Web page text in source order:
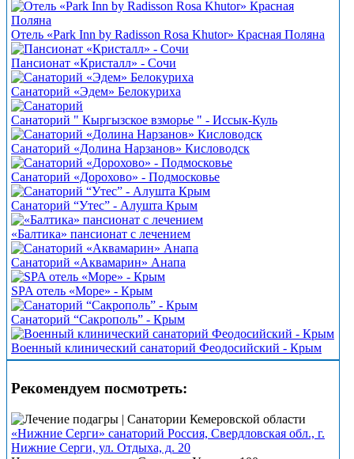
Отель «Park Inn by Radisson Rosa Khutor» Красная Поляна
Пансионат «Кристалл» - Сочи
Санаторий «Эдем» Белокуриха
Санаторий " Кыргызское взморье " - Иссык-Куль
Санаторий «Долина Нарзанов» Кисловодск
Санаторий «Дорохово» - Подмосковье
Санаторий “Утес” - Алушта Крым
«Балтика» пансионат с лечением
Санаторий «Аквамарин» Анапа
SPA отель «Море» - Крым
Санаторий “Сакрополь” - Крым
Военный клинический санаторий Феодосийский - Крым
Рекомендуем посмотреть:
«Нижние Серги» санаторий Россия, Свердловская обл., г.
Нижние Серги, ул. Отдыха, д. 20